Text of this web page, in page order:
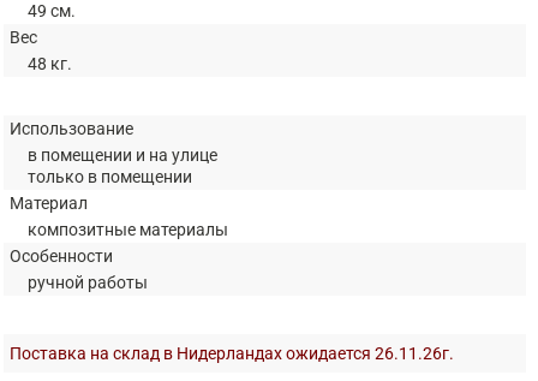
49 см.
Вес
48 кг.
Использование
в помещении и на улице
только в помещении
Материал
композитные материалы
Особенности
ручной работы
Поставка на склад в Нидерландах ожидается 26.11.26г.